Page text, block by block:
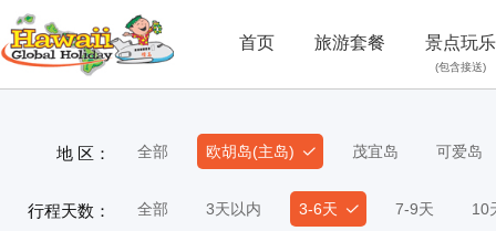
首页 旅游套餐 景点玩乐
(包含接送)
地 区： 全部 欧胡岛(主岛) 茂宜岛 可爱岛
行程天数： 全部 3天以内 3-6天 7-9天 10